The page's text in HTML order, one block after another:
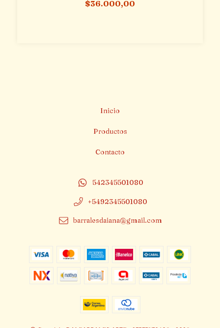
$36.000,00
Inicio
Productos
Contacto
542345501080
+5492345501080
barralesdaiana@gmail.com